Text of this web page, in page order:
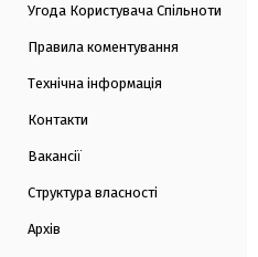
Угода Користувача Спільноти
Правила коментування
Технічна інформація
Контакти
Вакансії
Структура власності
Архів